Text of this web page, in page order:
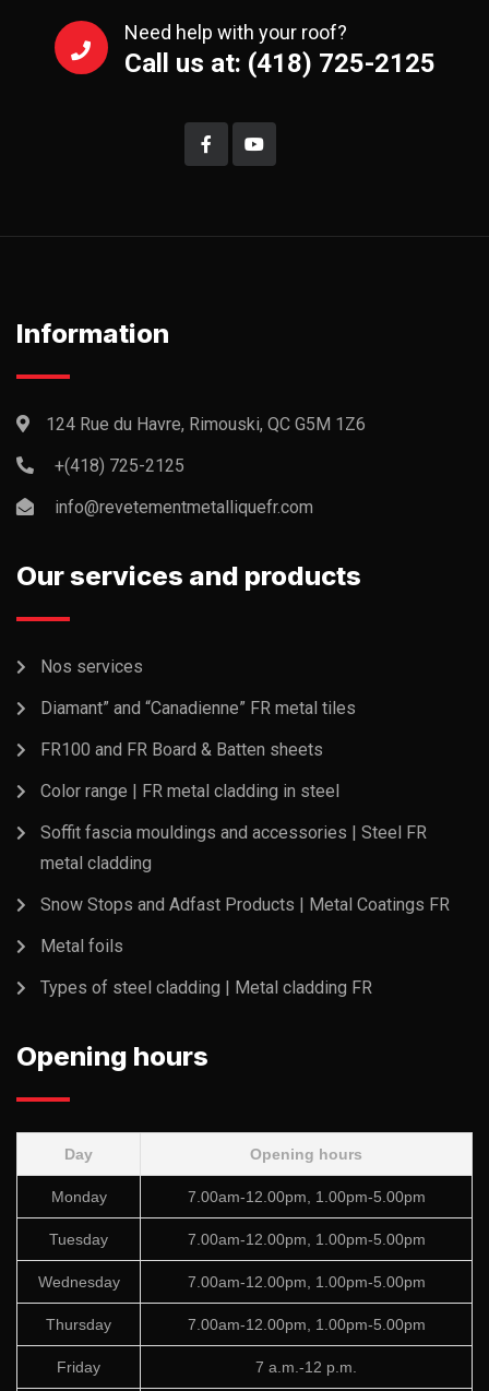
Need help with your roof?
Call us at: (418) 725-2125
Information
124 Rue du Havre, Rimouski, QC G5M 1Z6
+(418) 725-2125
info@revetementmetalliquefr.com
Our services and products
Nos services
Diamant” and “Canadienne” FR metal tiles
FR100 and FR Board & Batten sheets
Color range | FR metal cladding in steel
Soffit fascia mouldings and accessories | Steel FR
metal cladding
Snow Stops and Adfast Products | Metal Coatings FR
Metal foils
Types of steel cladding | Metal cladding FR
Opening hours
Day Opening hours
Monday 7.00am-12.00pm, 1.00pm-5.00pm
Tuesday 7.00am-12.00pm, 1.00pm-5.00pm
Wednesday 7.00am-12.00pm, 1.00pm-5.00pm
Thursday 7.00am-12.00pm, 1.00pm-5.00pm
Friday 7 a.m.-12 p.m.